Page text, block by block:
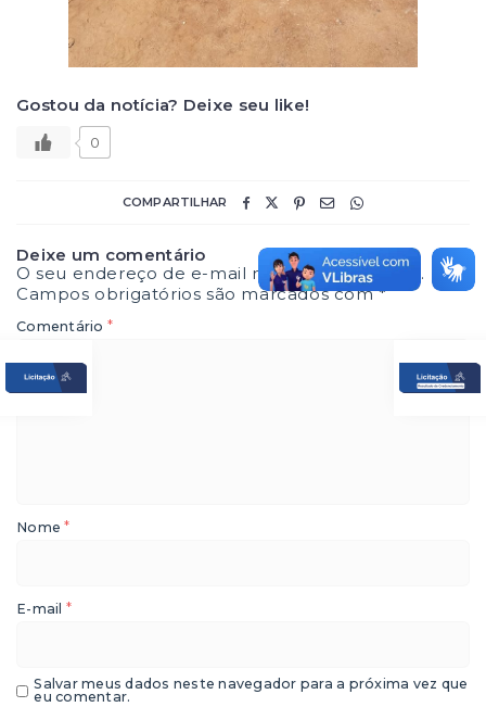
Gostou da notícia? Deixe seu like!
0
COMPARTILHAR
Deixe um comentário
O seu endereço de e-mail não será publicado.
Campos obrigatórios são marcados com*
Comentário *
Nome*
E-mail *
Salvar meus dados neste navegador para a próxima vez que
eu comentar.